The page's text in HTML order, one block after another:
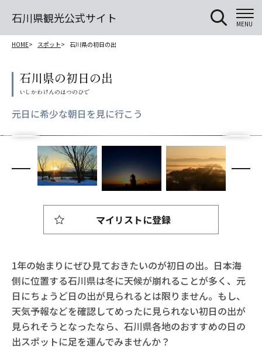
石川県観光公式サイト MENU
HOME スポット 石川県の初日の出
石川県の初日の出
元日に希少な朝日を見に行こう
1年の始まりにぜひ見ておきたいのが初日の出。日本海
側に位置する石川県は冬に天候が崩れることが多く、元
日にちょうど日の出が見られるとは限りません。もし、
天気予報などを確認してめったに見られない初日の出が
見られそうとなったなら、石川県各地のおすすめの日の
出スポットに足を運んでみませんか？
マイリストに登録